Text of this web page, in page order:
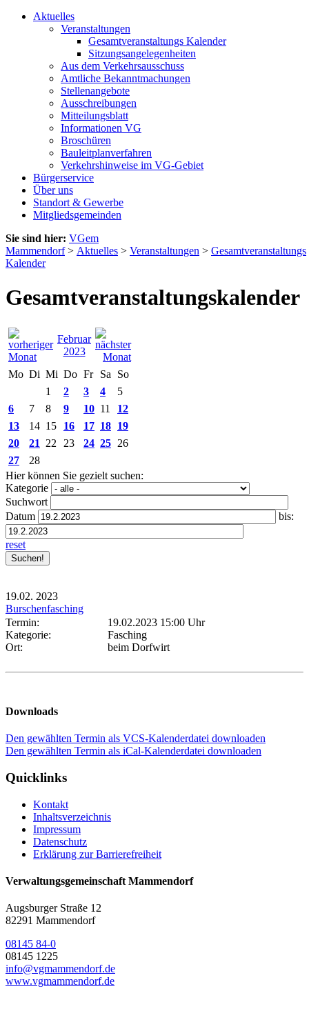
Aktuelles
Veranstaltungen
Gesamtveranstaltungs Kalender
Sitzungsangelegenheiten
Aus dem Verkehrsausschuss
Amtliche Bekanntmachungen
Stellenangebote
Ausschreibungen
Mitteilungsblatt
Informationen VG
Broschüren
Bauleitplanverfahren
Verkehrshinweise im VG-Gebiet
Bürgerservice
Über uns
Standort & Gewerbe
Mitgliedsgemeinden
Sie sind hier: VGem
Mammendorf> Aktuelles > Veranstaltungen > Gesamtveranstaltungs
Kalender
Gesamtveranstaltungskalender
Februar
2023
Mo Di Mi Do Fr Sa
So
1
2 3 4
5
6
7 8 9 10 11
12
13
14 15 16 17 18 19
20
21 22 23 24 25 26
27
28
Hier können Sie gezielt suchen:
Kategorie
Suchwort
Datum
bis:
reset
19.02. 2023
Burschenfasching
Termin:
19.02.2023 15:00 Uhr
Kategorie:
Fasching
Ort:
beim Dorfwirt
Downloads
Den gewählten Termin als VCS-Kalenderdatei downloaden
Den gewählten Termin als iCal-Kalenderdatei downloaden
Quicklinks
Kontakt
Inhaltsverzeichnis
Impressum
Datenschutz
Erklärung zur Barrierefreiheit
Verwaltungsgemeinschaft Mammendorf
Augsburger Straße 12
82291 Mammendorf
08145 84-0
08145 1225
info@vgmammendorf.de
www.vgmammendorf.de